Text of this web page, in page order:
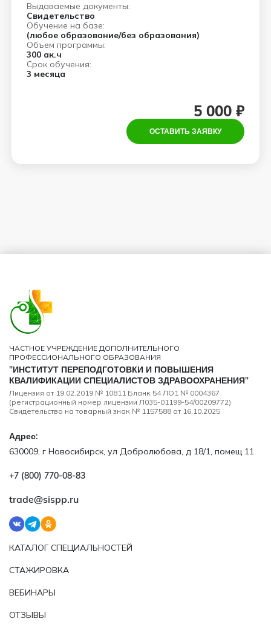
Выдаваемые документы:
Свидетельство
Обучение на базе:
(любое образование/без образования)
Объем программы:
300 ак.ч
Срок обучения:
3 месяца
5 000 ₽
ОСТАВИТЬ ЗАЯВКУ
ЧАСТНОЕ УЧРЕЖДЕНИЕ ДОПОЛНИТЕЛЬНОГО
ПРОФЕССИОНАЛЬНОГО ОБРАЗОВАНИЯ
"ИНСТИТУТ ПЕРЕПОДГОТОВКИ И ПОВЫШЕНИЯ
КВАЛИФИКАЦИИ СПЕЦИАЛИСТОВ ЗДРАВООХРАНЕНИЯ"
Лицензия от 19.02.2019 № 10811 Бланк 54 ЛО1 № 0004367
(регистрационный номер лицензии Л035-01199-54/00209772)
Свидетельство на товарный знак № 1157588 от 16.10.2025
Адрес:
630009, г Новосибирск, ул Добролюбова, д 18/1, помещ 11
+7 (800) 770‑08‑83
trade@sispp.ru
КАТАЛОГ СПЕЦИАЛЬНОСТЕЙ
СТАЖИРОВКА
ВЕБИНАРЫ
ОТЗЫВЫ